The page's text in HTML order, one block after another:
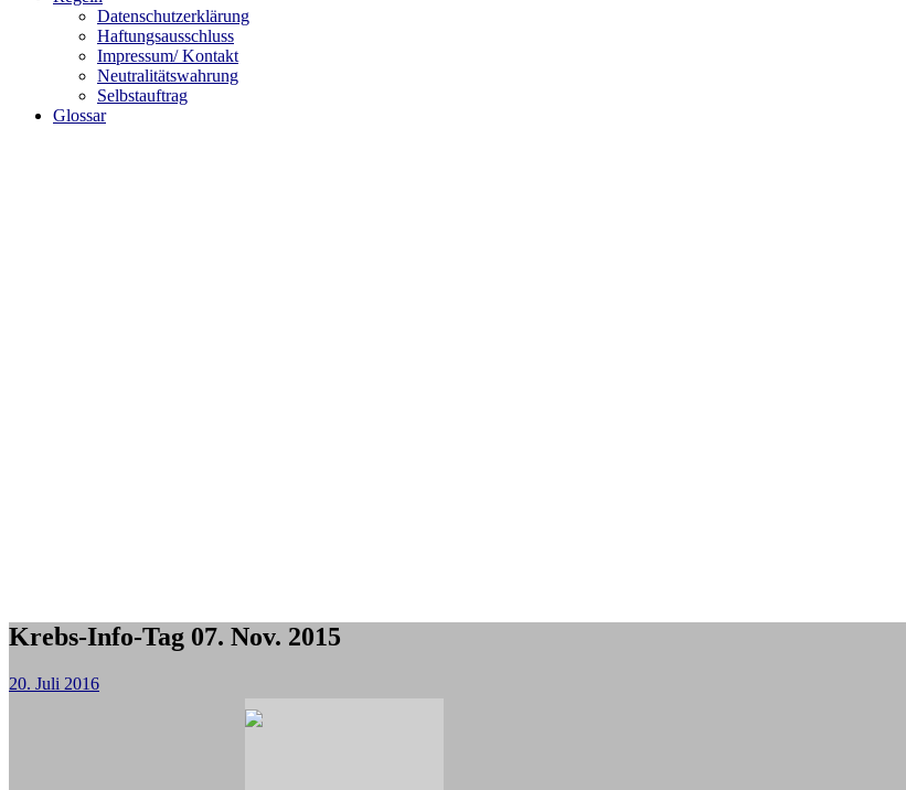
Datenschutzerklärung
Haftungsausschluss
Impressum/ Kontakt
Neutralitätswahrung
Selbstauftrag
Glossar
Krebs-Info-Tag 07. Nov. 2015
20. Juli 2016